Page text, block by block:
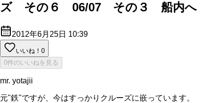
ズ その６ 06/07 その３ 船内へ
2012年6月25日 10:39
いいね！ 0
0件のいいねを見る
mr. yotajii
元"鉄"ですが、今はすっかりクルーズに嵌っています。